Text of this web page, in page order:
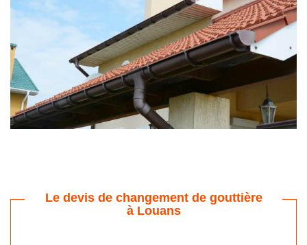
Le devis de changement de gouttière
à Louans